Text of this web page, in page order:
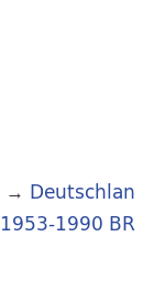
→ Deutschlan
1953-1990 BR